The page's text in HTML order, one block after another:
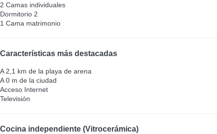
2 Camas individuales
Dormitorio 2
1 Cama matrimonio
Características más destacadas
A 2,1 km de la playa de arena
A 0 m de la ciudad
Acceso Internet
Televisión
Cocina independiente (Vitrocerámica)